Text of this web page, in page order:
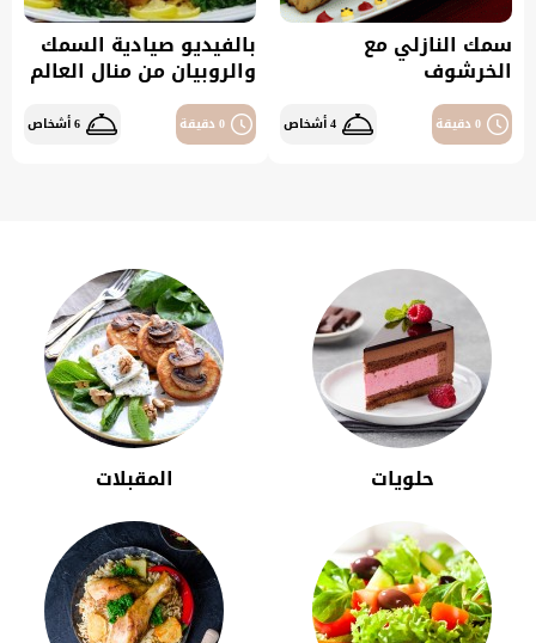
سمك النازلي مع
الخرشوف
0 دقيقة 4 أشخاص
بالفيديو صيادية السمك
والروبيان من منال العالم
0 دقيقة 6 أشخاص
حلويات المقبلات